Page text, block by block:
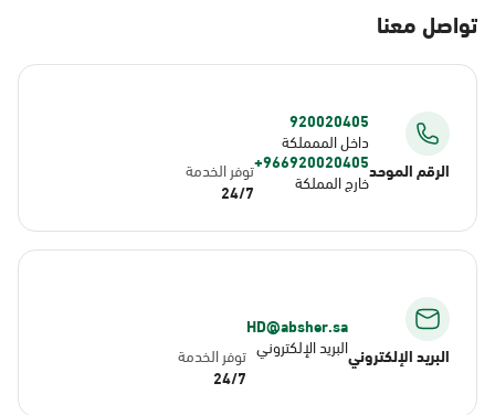
تواصل معنا
الرقم الموحد
920020405
داخل الممملكة
966920020405+
خارج المملكة توفر الخدمة
24/7
البريد الإلكتروني
HD@absher.sa
البريد الإلكتروني توفر الخدمة
24/7